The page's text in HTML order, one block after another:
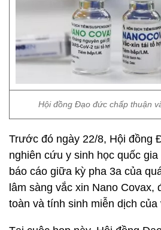
Hội đồng Đạo đức chấp thuận
Trước đó ngày 22/8, Hội đồng
nghiên cứu y sinh học quốc
báo cáo giữa kỳ pha 3a của
lâm sàng vắc xin Nano Covax,
toàn và tính sinh miễn dịch của